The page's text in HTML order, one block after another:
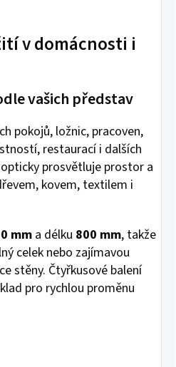
v domácnosti i
vašich představ
pokojů, ložnic, pracoven,
restaurací i dalších
prosvětluje prostor a
kovem, textilem i
mma délku 800 mm, takže
celek nebo zajímavou
stěny. Čtyřkusové balení
pro rychlou proměnu